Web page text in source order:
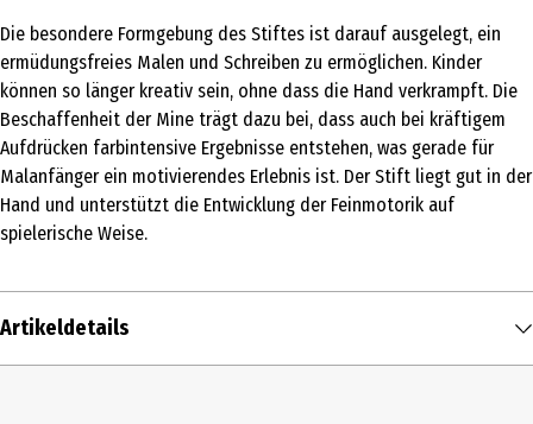
Die besondere Formgebung des Stiftes ist darauf ausgelegt, ein
ermüdungsfreies Malen und Schreiben zu ermöglichen. Kinder
können so länger kreativ sein, ohne dass die Hand verkrampft. Die
Beschaffenheit der Mine trägt dazu bei, dass auch bei kräftigem
Aufdrücken farbintensive Ergebnisse entstehen, was gerade für
Malanfänger ein motivierendes Erlebnis ist. Der Stift liegt gut in der
Hand und unterstützt die Entwicklung der Feinmotorik auf
spielerische Weise.
Artikeldetails